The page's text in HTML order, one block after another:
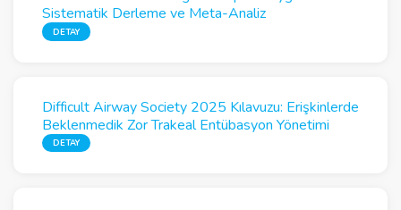
Sistematik Derleme ve Meta-Analiz
DETAY
Difficult Airway Society 2025 Kılavuzu: Erişkinlerde
Beklenmedik Zor Trakeal Entübasyon Yönetimi
DETAY